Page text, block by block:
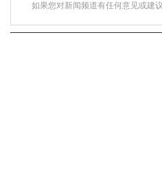
如果您对新闻频道有任何意见或建